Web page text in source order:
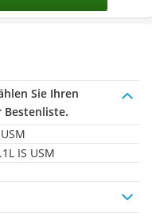
Sie Ihren
Bestenliste.
IS USM